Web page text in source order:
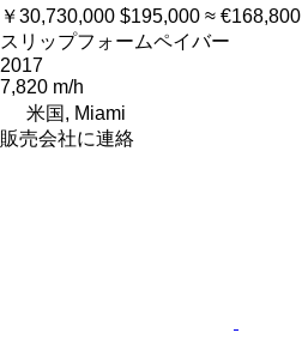
￥30,730,000 $195,000 ≈ €168,800
スリップフォームペイバー
2017
7,820 m/h
米国, Miami
販売会社に連絡